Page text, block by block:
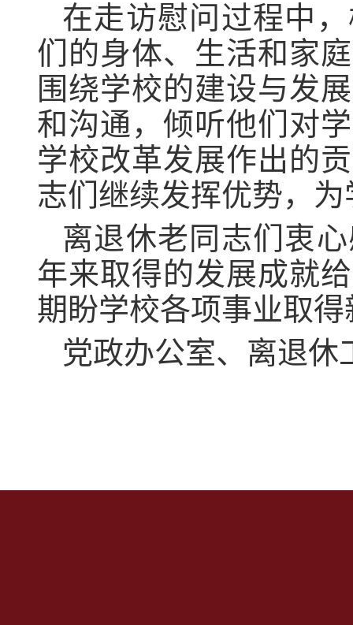
在走访慰问过程中
们的身体、生活和家
围绕学校的建设与发
和沟通，倾听他们对
学校改革发展作出的
志们继续发挥优势，
离退休老同志们衷
年来取得的发展成就
期盼学校各项事业取
党政办公室、离退